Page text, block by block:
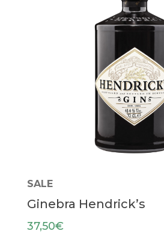
SALE
Ginebra Hendrick’s
37,50€